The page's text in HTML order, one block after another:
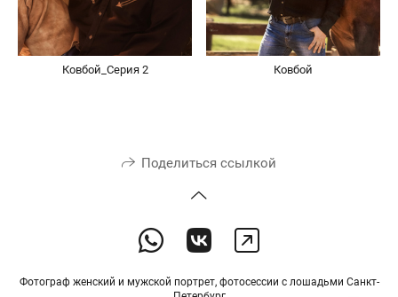
Ковбой_Серия 2 Ковбой
Поделиться ссылкой
Фотограф женский и мужской портрет, фотосессии с лошадьми Санкт-